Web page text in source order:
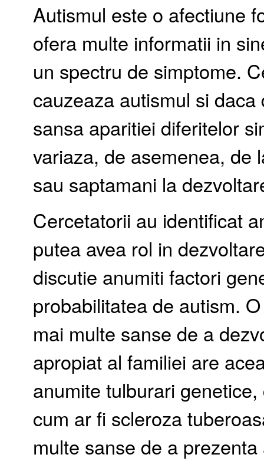
Autismul este o afectiune
ofera multe informatii in
un spectru de simptome.
cauzeaza autismul si
sansa aparitiei diferitelor
variaza, de asemenea, de
sau saptamani la
Cercetatorii au identificat
putea avea rol in
discutie anumiti factori
probabilitatea de autism.
mai multe sanse de a
apropiat al familiei are
anumite tulburari
cum ar fi scleroza
multe sanse de a